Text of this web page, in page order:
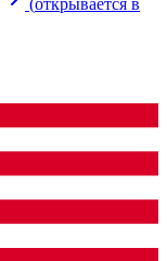
(открывается в